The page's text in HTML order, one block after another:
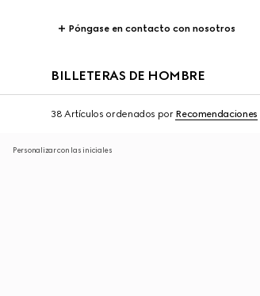
Póngase en contacto con nosotros
BILLETERAS DE HOMBRE
38 Artículos ordenados por Recomendaciones
Personalizar con las iniciales